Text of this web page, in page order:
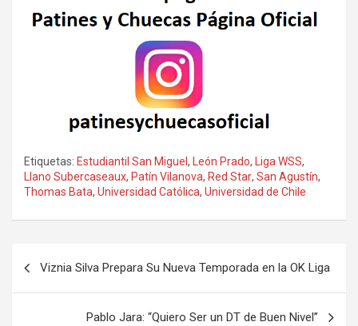
Etiquetas: Estudiantil San Miguel , León Prado, Liga WSS,
Llano Subercaseaux, Patín Vilanova, Red Star, San Agustín,
Thomas Bata, Universidad Católica, Universidad de Chile
entradas
Viznia Silva Prepara Su Nueva Temporada en la OK Liga
Pablo Jara: “Quiero Ser un DT de Buen Nivel”